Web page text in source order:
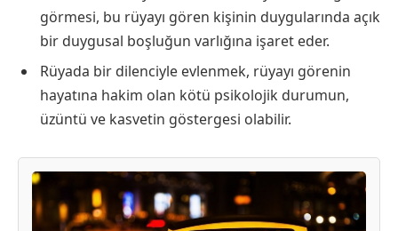
görmesi, bu rüyayı gören kişinin duygularında açık
bir duygusal boşluğun varlığına işaret eder.
Rüyada bir dilenciyle evlenmek, rüyayı görenin
hayatına hakim olan kötü psikolojik durumun,
üzüntü ve kasvetin göstergesi olabilir.